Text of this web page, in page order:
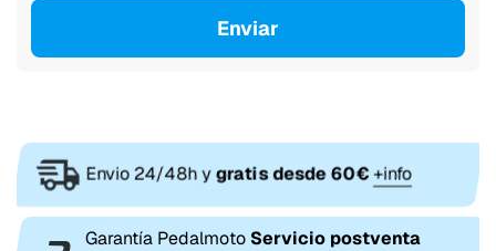
Enviar
Envio 24/48h ygratis desde 60€+info
Garantía Pedalmoto Servicio postventa